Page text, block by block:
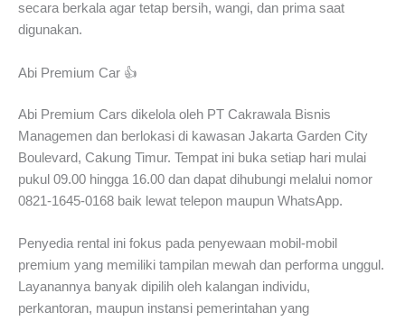
secara berkala agar tetap bersih, wangi, dan prima saat
digunakan.
Abi Premium Car 👍
Abi Premium Cars dikelola oleh PT Cakrawala Bisnis
Managemen dan berlokasi di kawasan Jakarta Garden City
Boulevard, Cakung Timur. Tempat ini buka setiap hari mulai
pukul 09.00 hingga 16.00 dan dapat dihubungi melalui nomor
0821-1645-0168 baik lewat telepon maupun WhatsApp.
Penyedia rental ini fokus pada penyewaan mobil-mobil
premium yang memiliki tampilan mewah dan performa unggul.
Layanannya banyak dipilih oleh kalangan individu,
perkantoran, maupun instansi pemerintahan yang